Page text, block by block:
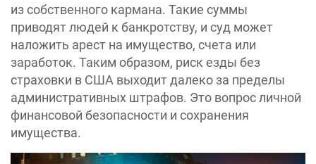
из собственного кармана. Такие суммы
приводят людей к банкротству, и суд может
наложить арест на имущество, счета или
заработок. Таким образом, риск езды без
страховки в США выходит далеко за пределы
административных штрафов. Это вопрос личной
финансовой безопасности и сохранения
имущества.